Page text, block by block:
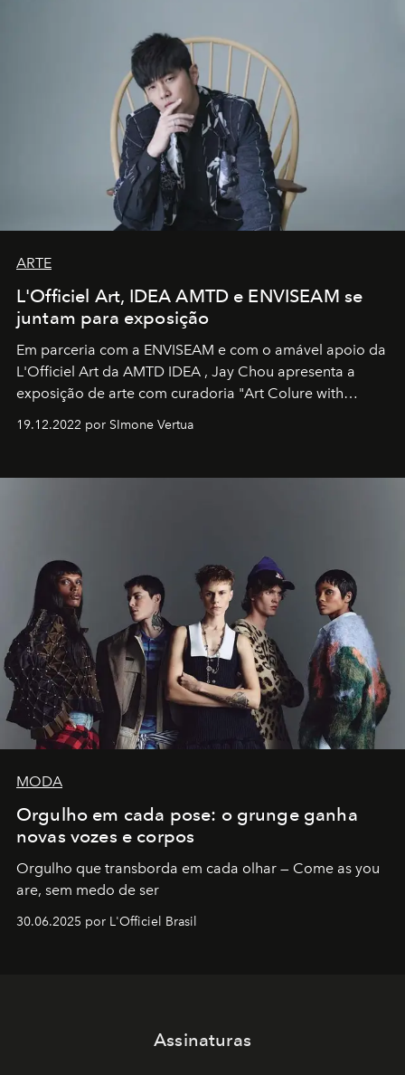
ARTE
L'Officiel Art, IDEA AMTD e ENVISEAM se
juntam para exposição
Em parceria com a ENVISEAM e com o amável apoio da
L'Officiel Art da AMTD IDEA , Jay Chou apresenta a
exposição de arte com curadoria "Art Colure with
19.12.2022 por SImone Vertua
MODA
Orgulho em cada pose: o grunge ganha
novas vozes e corpos
Orgulho que transborda em cada olhar — Come as you
are, sem medo de ser
30.06.2025 por L'Officiel Brasil
Assinaturas